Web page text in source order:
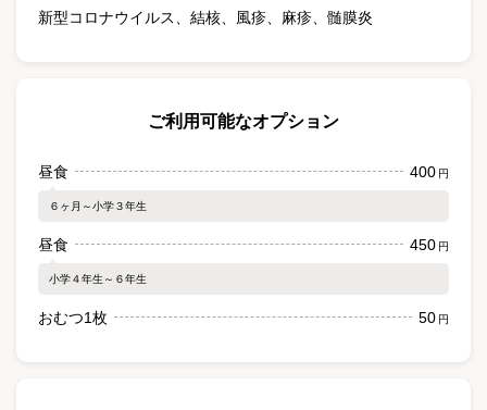
新型コロナウイルス 結核 風疹 麻疹 髄膜炎
ご利用可能なオプション
昼食 400 円
６ヶ月～小学３年生
昼食 450 円
小学４年生～６年生
おむつ1枚 50 円